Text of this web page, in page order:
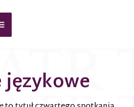
językowe